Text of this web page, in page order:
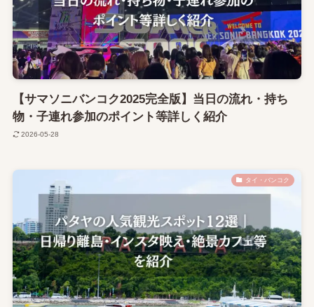
【サマソニバンコク2025完全版】当日の流れ・持ち
物・子連れ参加のポイント等詳しく紹介
2026-05-28
タイ・バンコク